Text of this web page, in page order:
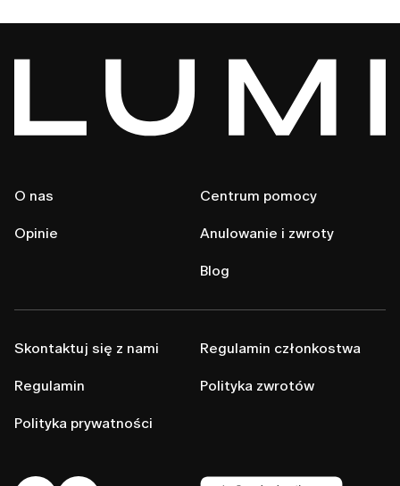
O nas
Opinie
Centrum pomocy
Anulowanie i zwroty
Blog
Skontaktuj się z nami
Regulamin
Polityka prywatności
Regulamin członkostwa
Polityka zwrotów